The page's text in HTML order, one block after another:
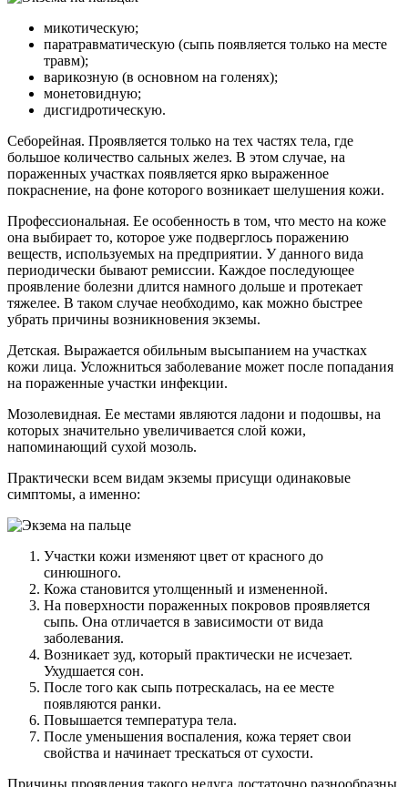
микотическую;
паратравматическую (сыпь появляется только на месте
травм);
варикозную (в основном на голенях);
монетовидную;
дисгидротическую.
Себорейная. Проявляется только на тех частях тела, где
большое количество сальных желез. В этом случае, на
пораженных участках появляется ярко выраженное
покраснение, на фоне которого возникает шелушения кожи.
Профессиональная. Ее особенность в том, что место на коже
она выбирает то, которое уже подверглось поражению
веществ, используемых на предприятии. У данного вида
периодически бывают ремиссии. Каждое последующее
проявление болезни длится намного дольше и протекает
тяжелее. В таком случае необходимо, как можно быстрее
убрать причины возникновения экземы.
Детская. Выражается обильным высыпанием на участках
кожи лица. Усложниться заболевание может после попадания
на пораженные участки инфекции.
Мозолевидная. Ее местами являются ладони и подошвы, на
которых значительно увеличивается слой кожи,
напоминающий сухой мозоль.
Практически всем видам экземы присущи одинаковые
симптомы, а именно:
Участки кожи изменяют цвет от красного до
синюшного.
Кожа становится утолщенный и измененной.
На поверхности пораженных покровов проявляется
сыпь. Она отличается в зависимости от вида
заболевания.
Возникает зуд, который практически не исчезает.
Ухудшается сон.
После того как сыпь потрескалась, на ее месте
появляются ранки.
Повышается температура тела.
После уменьшения воспаления, кожа теряет свои
свойства и начинает трескаться от сухости.
Причины проявления такого недуга достаточно разнообразны.